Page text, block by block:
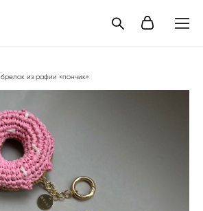
брелок из рафии «пончик»